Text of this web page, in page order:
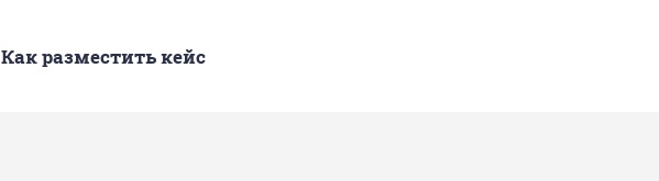
Как разместить кейс